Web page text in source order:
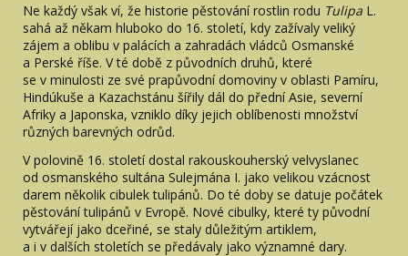
Ne každý však ví, že historie pěstování rostlin rodu Tulipa L.
sahá až někam hluboko do 16. století, kdy zažívaly veliký
zájem a oblibu v palácích a zahradách vládců Osmanské
a Perské říše. V té době z původních druhů, které
se v minulosti ze své prapůvodní domoviny v oblasti Pamíru,
Hindúkuše a Kazachstánu šířily dál do přední Asie, severní
Afriky a Japonska, vzniklo díky jejich oblíbenosti množství
různých barevných odrůd.
V polovině 16. století dostal rakouskouherský velvyslanec
od osmanského sultána Sulejmána I. jako velikou vzácnost
darem několik cibulek tulipánů. Do té doby se datuje počátek
pěstování tulipánů v Evropě. Nové cibulky, které ty původní
vytvářejí jako dceřiné, se staly důležitým artiklem,
a i v dalších stoletích se předávaly jako významné dary.